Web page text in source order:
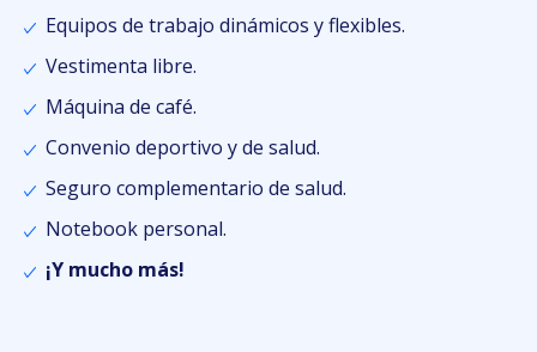
Equipos de trabajo dinámicos y flexibles.
Vestimenta libre.
Máquina de café.
Convenio deportivo y de salud.
Seguro complementario de salud.
Notebook personal.
¡Y mucho más!